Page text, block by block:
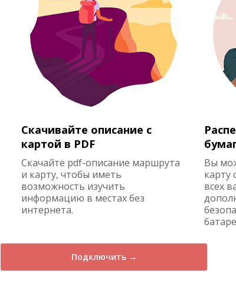
Скачивайте описание с
картой в PDF
Скачайте pdf-описание маршрута
и карту, чтобы иметь
возможность изучить
информацию в местах без
интернета.
Вы
карту
всех
Подключить →